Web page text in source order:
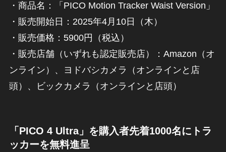
・商品名：「PICO Motion Tracker Waist Version」
・販売開始日：2025年4月10日（木）
・販売価格：5900円（税込）
・販売店舗（いずれも認定販売店）：Amazon（オ
ンライン）、ヨドバシカメラ（オンラインと店
頭）、ビックカメラ（オンラインと店頭）
「PICO 4 Ultra」を購入者先着1000名にトラ
ッカーを無料進呈